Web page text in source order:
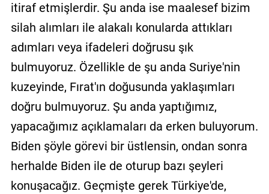
itiraf etmişlerdir. Şu anda ise maalesef bizim
silah alımları ile alakalı konularda attıkları
adımları veya ifadeleri doğrusu şık
bulmuyoruz. Özellikle de şu anda Suriye'nin
kuzeyinde, Fırat'ın doğusunda yaklaşımları
doğru bulmuyoruz. Şu anda yaptığımız,
yapacağımız açıklamaları da erken buluyorum.
Biden şöyle görevi bir üstlensin, ondan sonra
herhalde Biden ile de oturup bazı şeyleri
konuşacağız. Geçmişte gerek Türkiye'de,